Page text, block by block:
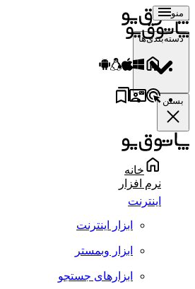
منو
دسته‌بندی‌ها
بستن
خانه
نرم افزار
اینترنت
ابزار اینترنت
ابزار وبمستر
ابزارهای جستجو